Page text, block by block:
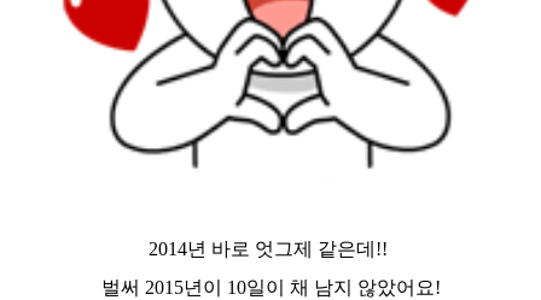
2014년 바로 엇그제 같은데!!
벌써 2015년이 10일이 채 남지 않았어요!